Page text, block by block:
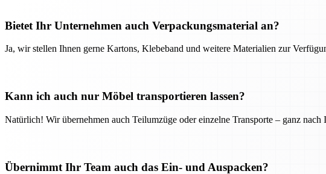
Bietet Ihr Unternehmen auch Verpackungsmaterial an?
Ja, wir stellen Ihnen gerne Kartons, Klebeband und weitere Materialien zur
Kann ich auch nur Möbel transportieren lassen?
Natürlich! Wir übernehmen auch Teilumzüge oder einzelne Transporte – ganz nach
Übernimmt Ihr Team auch das Ein- und Auspacken?